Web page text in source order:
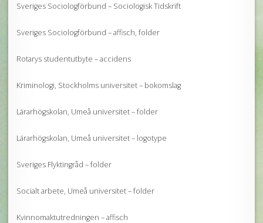
Sveriges Sociologförbund – Sociologisk Tidskrift
Sveriges Sociologförbund – affisch, folder
Rotarys studentutbyte – accidens
Kriminologi, Stockholms universitet – bokomslag
Lärarhögskolan, Umeå universitet – folder
Lärarhögskolan, Umeå universitet – logotype
Sveriges Flyktingråd – folder
Socialt arbete, Umeå universitet – folder
Kvinnomaktutredningen – affisch